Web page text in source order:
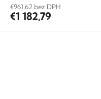
€961,62 bez DPH
€1 182,79